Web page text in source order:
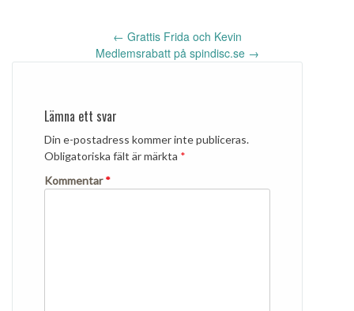
Inläggsnavigering← Grattis Frida och Kevin
Medlemsrabatt på spindisc.se →
Lämna ett svar
Din e-postadress kommer inte publiceras.
Obligatoriska fält är märkta *
Kommentar*